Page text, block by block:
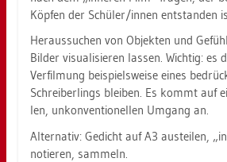
Köp­fen der Schü­ler/innen ent­stan­den
Her­aus­su­chen von Ob­jek­ten und
Bil­der vi­sua­li­sie­ren las­sen. Wich­tig: es
Ver­fil­mung bei­spiels­wei­se eines
Schrei­ber­lings blei­ben. Es kommt auf
len, un­kon­ven­tio­nel­len Um­gang an.
Al­ter­na­tiv: Ge­dicht auf A3 aus­tei­len,
no­tie­ren, sam­meln.